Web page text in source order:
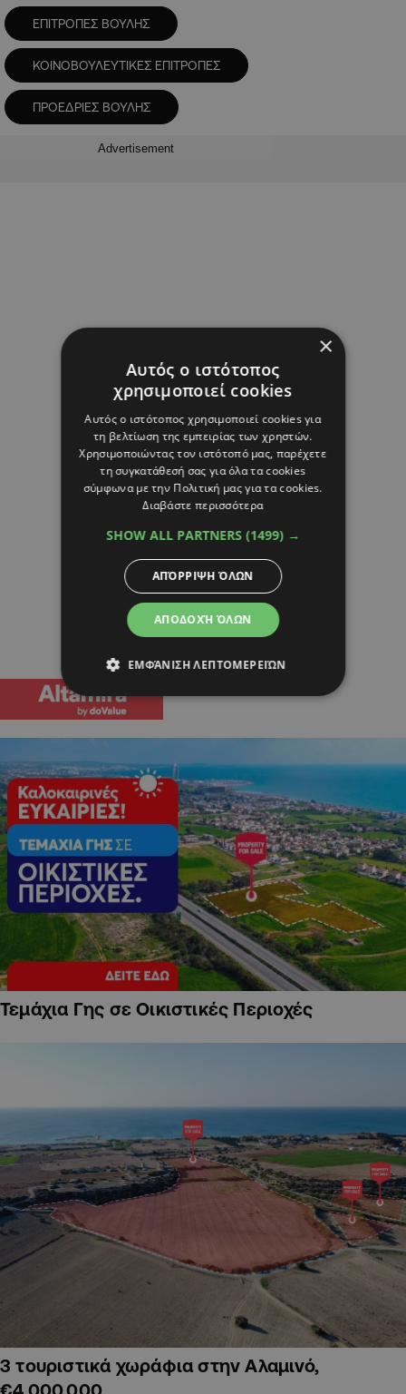
ΕΠΙΤΡΟΠΕΣ ΒΟΥΛΗΣ
ΚΟΙΝΟΒΟΥΛΕΥΤΙΚΕΣ ΕΠΙΤΡΟΠΕΣ
ΠΡΟΕΔΡΙΕΣ ΒΟΥΛΗΣ
Advertisement
Τεμάχια Γης σε Οικιστικές Περιοχές
3 τουριστικά χωράφια στην Αλαμινό,
×
Αυτός ο ιστότοπος
χρησιμοποιεί cookies
Αυτός ο ιστότοπος χρησιμοποιεί cookies για
τη βελτίωση της εμπειρίας των χρηστών.
Χρησιμοποιώντας τον ιστότοπό μας, παρέχετε
τη συγκατάθεσή σας για όλα τα cookies
σύμφωνα με την Πολιτική μας για τα cookies.
Διαβάστε περισσότερα
SHOW ALL PARTNERS (1499) →
ΑΠΟΔΟΧΉ ΌΛΩΝ
ΑΠΌΡΡΙΨΗ ΌΛΩΝ
ΕΜΦΆΝΙΣΗ ΛΕΠΤΟΜΕΡΕΙΏΝ